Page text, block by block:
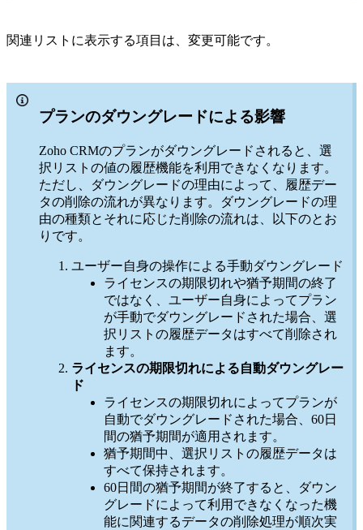
関連リストに表示する項目は、変更可能です。
プランのダウングレードによる影響
Zoho CRMのプランがダウングレードされると、選
択リストの値の履歴機能を利用できなくなります。
ただし、ダウングレードの理由によって、履歴デー
タの削除の流れが異なります。ダウングレードの理
由の種類とそれに応じた削除の流れは、以下のとお
りです。
ユーザー自身の操作による手動ダウングレード
ライセンスの期限切れや猶予期間の終了
ではなく、ユーザー自身によってプラン
が手動でダウングレードされた場合、選
択リストの履歴データはすべて削除され
ます。
ライセンスの期限切れによる自動ダウングレー
ド
ライセンスの期限切れによってプランが
自動でダウングレードされた場合、60日
間の猶予期間が適用されます。
猶予期間中、選択リストの履歴データは
すべて保持されます。
60日間の猶予期間が終了すると、ダウン
グレードによって利用できなくなった機
能に関連するデータの削除処理が順次実